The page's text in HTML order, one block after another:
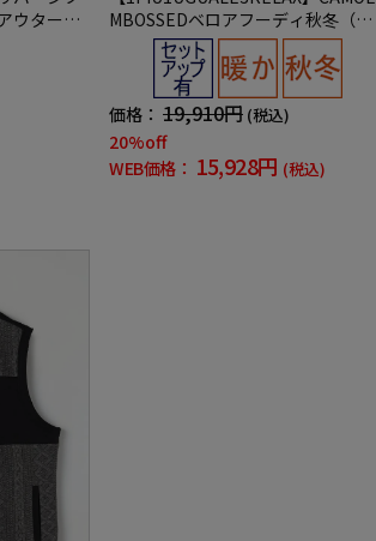
ウター無
MBOSSEDベロアフーディ秋冬（ウ
ノピゥウノウグァーレトレ）
価格： 19,910円 (税込)
20%off
WEB価格： 15,928円 (税込)